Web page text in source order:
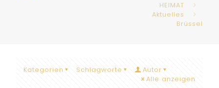
HEIMAT
Aktuelles
Brüssel
Kategorien Schlagworte
Autor
Alle anzeigen